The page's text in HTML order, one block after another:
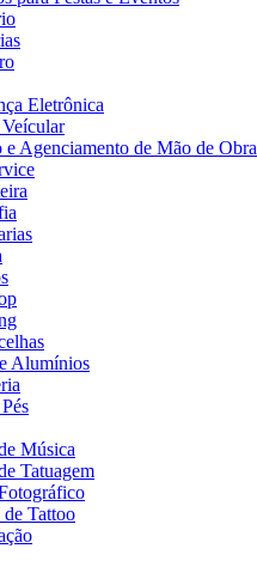
Eletrônica
e Agenciamento de Mão de Obra
Alumínios
Música
Tatuagem
de Tattoo